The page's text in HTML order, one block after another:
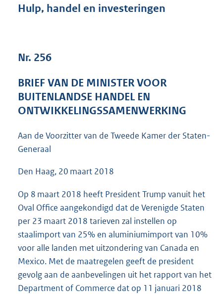
s
e
:
4
b
Hulp, handel en investeringen
Nr. 256
BRIEF VAN DE MINISTER VOOR
BUITENLANDSE HANDEL EN
ONTWIKKELINGSSAMENWERKING
Aan de Voorzitter van de Tweede Kamer der Staten-
Generaal
Den Haag, 20 maart 2018
Op 8 maart 2018 heeft President Trump vanuit het
Oval Office aangekondigd dat de Verenigde Staten
per 23 maart 2018 tarieven zal instellen op
staalimport van 25% en aluminiumimport van 10%
voor alle landen met uitzondering van Canada en
Mexico. Met de maatregelen geeft de president
gevolg aan de aanbevelingen uit het rapport van het
Department of Commerce dat op 11 januari 2018